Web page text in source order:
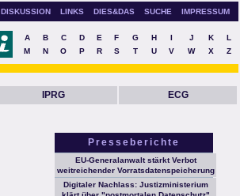
DISKUSSION LINKS DIES&DAS SUCHE IMPRESSUM
A B C D E F G H I J K
L
M
N O P R S T U V W X Z
IPRG ECG
Presseberichte
EU-Generalanwalt stärkt Verbot
weitreichender Vorratsdatenspeicherung
Digitaler Nachlass: Justizministerium